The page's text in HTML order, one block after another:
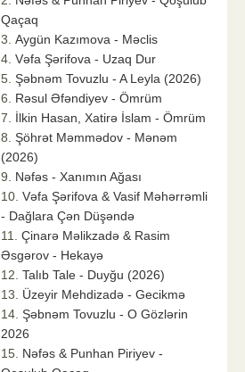
Qaçaq
Aygün Kazımova - Məclis
Vəfa Şərifova - Uzaq Dur
Şəbnəm Tovuzlu - A Leyla (2026)
Rəsul Əfəndiyev - Ömrüm
İlkin Hasan, Xatirə İslam - Ömrüm
Şöhrət Məmmədov - Mənəm
(2026)
Nəfəs - Xanımın Ağası
Vəfa Şərifova & Vasif Məhərrəmli
- Dağlara Çən Düşəndə
Çinarə Məlikzadə & Rasim
Əsgərov - Hekayə
Talıb Tale - Duyğu (2026)
Üzeyir Mehdizadə - Gecikmə
Şəbnəm Tovuzlu - O Gözlərin
2026
Nəfəs & Punhan Piriyev -